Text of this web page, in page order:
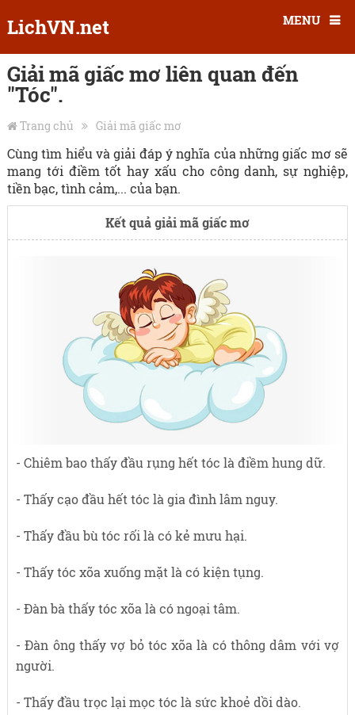
LichVN.net MENU
Giải mã giấc mơ liên quan đến
"Tóc".
Trang chủ Giải mã giấc mơ
Cùng tìm hiểu và giải đáp ý nghĩa của những giấc mơ sẽ
mang tới điềm tốt hay xấu cho công danh, sự nghiệp,
tiền bạc, tình cảm,... của bạn.
Kết quả giải mã giấc mơ
- Chiêm bao thấy đầu rụng hết tóc là điềm hung dữ.
- Thấy cạo đầu hết tóc là gia đình lâm nguy.
- Thấy đầu bù tóc rối là có kẻ mưu hại.
- Thấy tóc xõa xuống mặt là có kiện tụng.
- Đàn bà thấy tóc xõa là có ngoại tâm.
- Đàn ông thấy vợ bỏ tóc xõa là có thông dâm với vợ
người.
- Thấy đầu trọc lại mọc tóc là sức khoẻ dồi dào.